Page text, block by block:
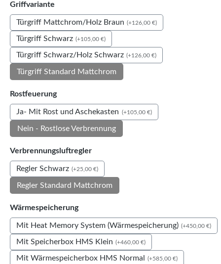
Griffvariante
Türgriff Mattchrom/Holz Braun (+126,00 €)
Türgriff Schwarz (+105,00 €)
Türgriff Schwarz/Holz Schwarz (+126,00 €)
Türgriff Standard Mattchrom
Rostfeuerungauswählen
Ja- Mit Rost und Aschekasten (+105,00 €)
Nein - Rostlose Verbrennung
Verbrennungsluftreglerauswählen
Regler Schwarz (+25,00 €)
Regler Standard Mattchrom
Wärmespeicherungauswählen
Mit Heat Memory System (Wärmespeicherung) (+450,00 €)
Mit Speicherbox HMS Klein (+460,00 €)
Mit Wärmespeicherbox HMS Normal (+585,00 €)